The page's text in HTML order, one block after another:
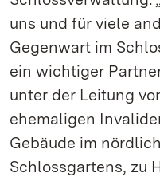
uns und für viele
Gegenwart im
ein wichtiger
unter der Leitung
ehemaligen
Gebäude im
Schlossgartens, zu